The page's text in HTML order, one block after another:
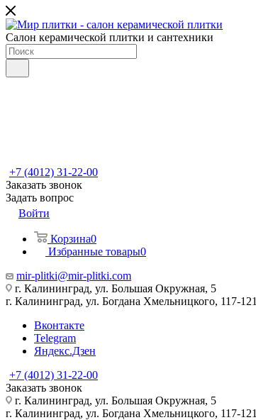
Салон керамической плитки и сантехники
+7 (4012) 31-22-00
Заказать звонок
Задать вопрос
Войти
Корзина0
Избранные товары0
mir-plitki@mir-plitki.com
г. Калининград, ул. Большая Окружная, 5
г. Калининград, ул. Богдана Хмельницкого, 117-121
Вконтакте
Telegram
Яндекс.Дзен
+7 (4012) 31-22-00
Заказать звонок
г. Калининград, ул. Большая Окружная, 5
г. Калининград, ул. Богдана Хмельницкого, 117-121